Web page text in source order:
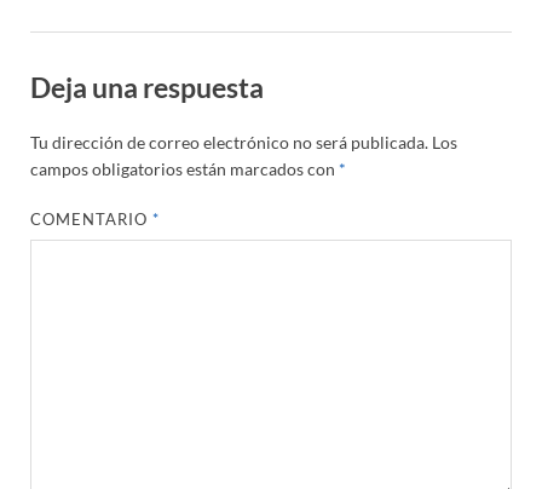
Deja una respuesta
Tu dirección de correo electrónico no será publicada. Los
campos obligatorios están marcados con *
COMENTARIO*